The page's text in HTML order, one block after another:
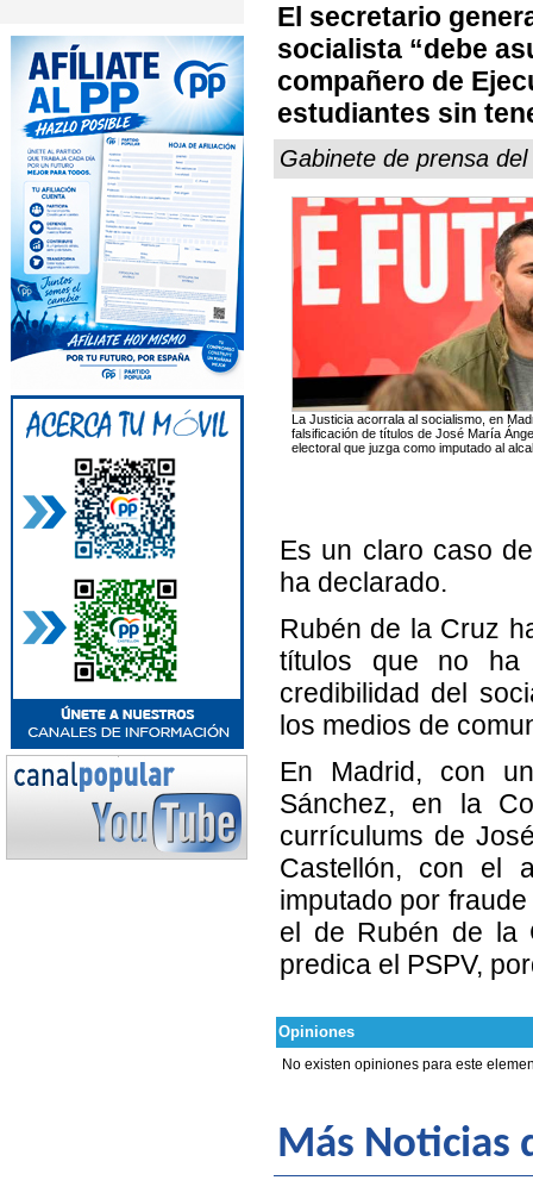
El secretario
socialista “debe
compañero de
estudiantes sin
Gabinete de prensa
La Justicia acorrala al socialismo, en
falsificación de títulos de José María
electoral que juzga como imputado al
Es un claro caso
ha declarado.
Rubén de la Cruz
títulos que no ha
credibilidad del
los medios de
En Madrid, con
Sánchez, en la
currículums de
Castellón, con el
imputado por
el de Rubén de la
predica el PSPV,
Opiniones
No existen opiniones para este
Más Noticias